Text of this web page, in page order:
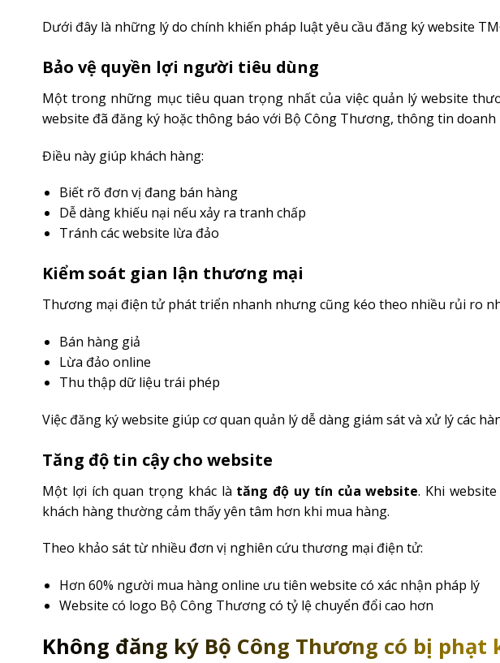
Dưới đây là những lý do chính khiến pháp luật yêu cầu đăng ký website
Bảo vệ quyền lợi người tiêu dùng
Một trong những mục tiêu quan trọng nhất của việc quản lý website
website đã đăng ký hoặc thông báo với Bộ Công Thương, thông tin doanh
Điều này giúp khách hàng:
Biết rõ đơn vị đang bán hàng
Dễ dàng khiếu nại nếu xảy ra tranh chấp
Tránh các website lừa đảo
Kiểm soát gian lận thương mại
Thương mại điện tử phát triển nhanh nhưng cũng kéo theo nhiều rủi ro
Bán hàng giả
Lừa đảo online
Thu thập dữ liệu trái phép
Việc đăng ký website giúp cơ quan quản lý dễ dàng giám sát và xử lý các
Tăng độ tin cậy cho website
Một lợi ích quan trọng khác là tăng độ uy tín của website. Khi
khách hàng thường cảm thấy yên tâm hơn khi mua hàng.
Theo khảo sát từ nhiều đơn vị nghiên cứu thương mại điện tử:
Hơn 60% người mua hàng online ưu tiên website có xác nhận pháp lý
Website có logo Bộ Công Thương có tỷ lệ chuyển đổi cao hơn
Không đăng ký Bộ Công Thương có bị phạt